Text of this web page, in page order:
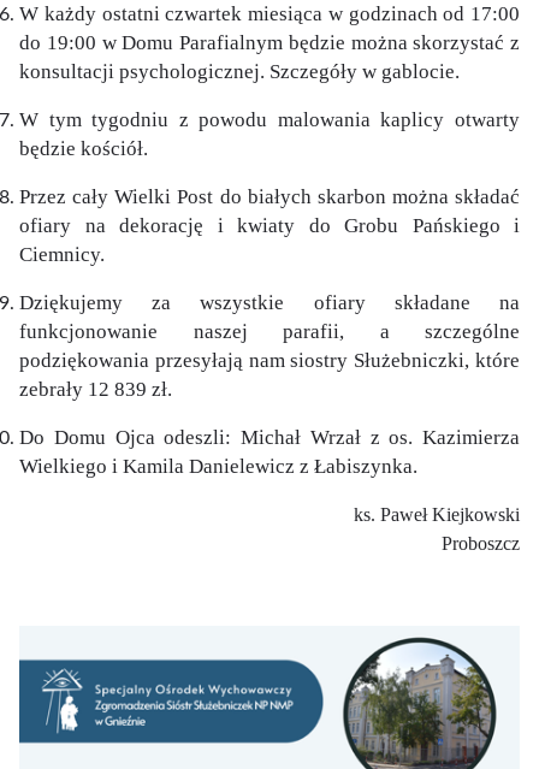
W każdy ostatni czwartek miesiąca w godzinach od 17:00
do 19:00 w Domu Parafialnym będzie można skorzystać z
konsultacji psychologicznej. Szczegóły w gablocie.
W tym tygodniu z powodu malowania kaplicy otwarty
będzie kościół.
Przez cały Wielki Post do białych skarbon można składać
ofiary na dekorację i kwiaty do Grobu Pańskiego i
Ciemnicy.
Dziękujemy za wszystkie ofiary składane na
funkcjonowanie naszej parafii, a szczególne
podziękowania przesyłają nam siostry Służebniczki, które
zebrały 12 839 zł.
Do Domu Ojca odeszli: Michał Wrzał z os. Kazimierza
Wielkiego i Kamila Danielewicz z Łabiszynka.
ks. Paweł Kiejkowski
Proboszcz